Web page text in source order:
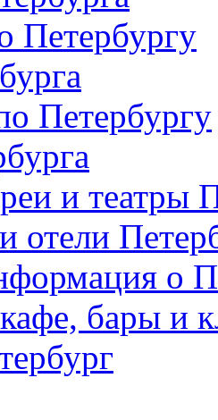
Петербургу
Петербургу
и театры
отели
о
бары и